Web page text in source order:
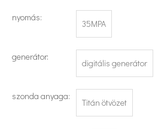
Jelenleg az antioxidánsok és az
nyomás:
35MPA
generátor:
digitális generátor
szonda anyaga:
Titán ötvözet